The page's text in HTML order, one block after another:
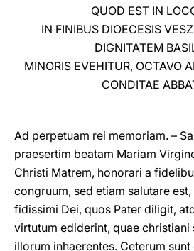
QUOD EST IN
IN FINIBUS DIOECESIS
DIGNITATEM
MINORIS EVEHITUR, OCTAVO
CONDITAE
Ad perpetuam rei memoriam. –
praesertim beatam Mariam
Christi Matrem, honorari a
congruum, sed etiam salutare
fidissimi Dei, quos Pater diligit,
virtutum ediderint, quae christiani
illorum inhaerentes. Ceterum